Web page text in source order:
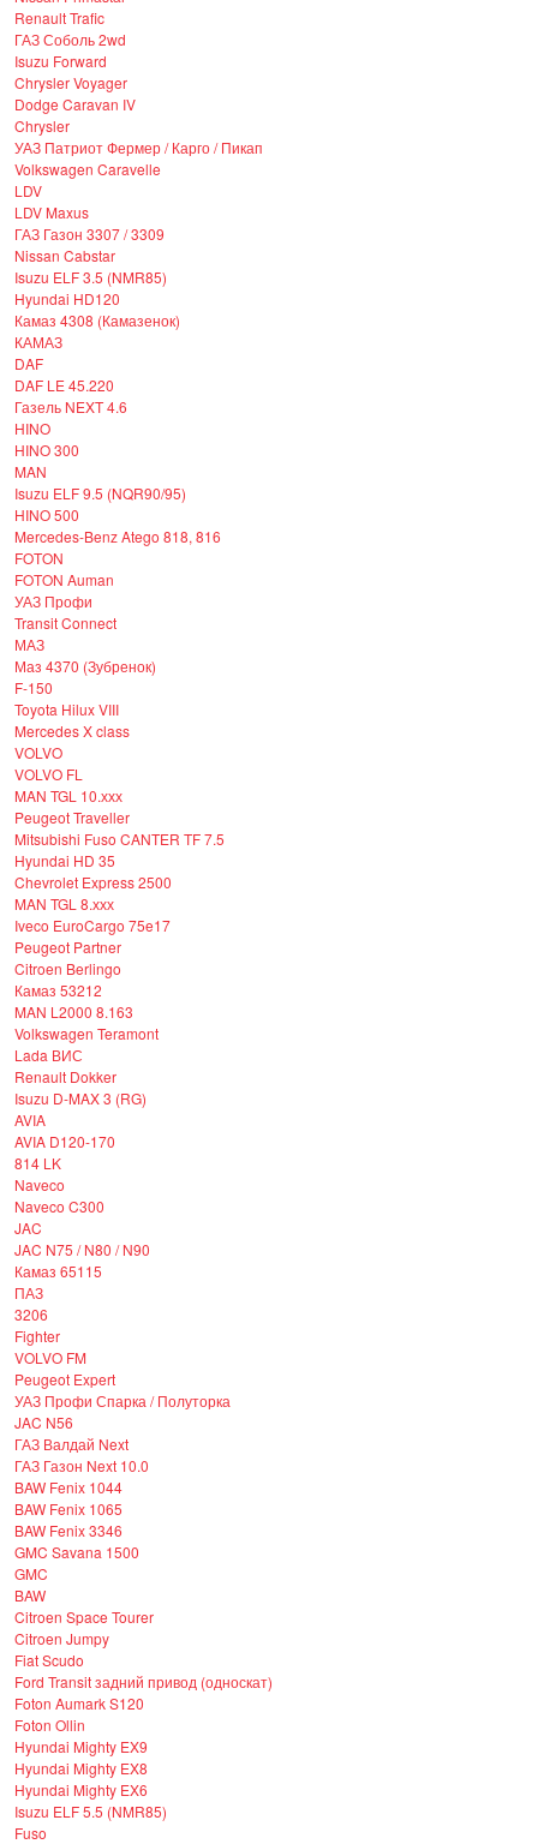
Renault Trafic
ГАЗ Соболь 2wd
Isuzu Forward
Chrysler Voyager
Dodge Caravan IV
Chrysler
УАЗ Патриот Фермер / Карго / Пикап
Volkswagen Caravelle
LDV
LDV Maxus
ГАЗ Газон 3307 / 3309
Nissan Cabstar
Isuzu ELF 3.5 (NMR85)
Hyundai HD120
Камаз 4308 (Камазенок)
КАМАЗ
DAF
DAF LE 45.220
Газель NEXT 4.6
HINO
HINO 300
MAN
Isuzu ELF 9.5 (NQR90/95)
HINO 500
Mercedes-Benz Atego 818, 816
FOTON
FOTON Auman
УАЗ Профи
Transit Connect
МАЗ
Маз 4370 (Зубренок)
F-150
Toyota Hilux VIII
Mercedes X class
VOLVO
VOLVO FL
MAN TGL 10.ххх
Peugeot Traveller
Mitsubishi Fuso CANTER TF 7.5
Hyundai HD 35
Chevrolet Express 2500
MAN TGL 8.ххх
Iveco EuroCargo 75e17
Peugeot Partner
Citroen Berlingo
Камаз 53212
MAN L2000 8.163
Volkswagen Teramont
Lada ВИС
Renault Dokker
Isuzu D-MAX 3 (RG)
AVIA
AVIA D120-170
814 LK
Naveco
Naveco C300
JAC
JAC N75 / N80 / N90
Камаз 65115
ПАЗ
3206
Fighter
VOLVO FM
Peugeot Expert
УАЗ Профи Спарка / Полуторка
JAC N56
ГАЗ Валдай Next
ГАЗ Газон Next 10.0
BAW Fenix 1044
BAW Fenix 1065
BAW Fenix 3346
GMC Savana 1500
GMC
BAW
Citroen Space Tourer
Citroen Jumpy
Fiat Scudo
Ford Transit задний привод (односкат)
Foton Aumark S120
Foton Ollin
Hyundai Mighty EX9
Hyundai Mighty EX8
Hyundai Mighty EX6
Isuzu ELF 5.5 (NMR85)
Fuso